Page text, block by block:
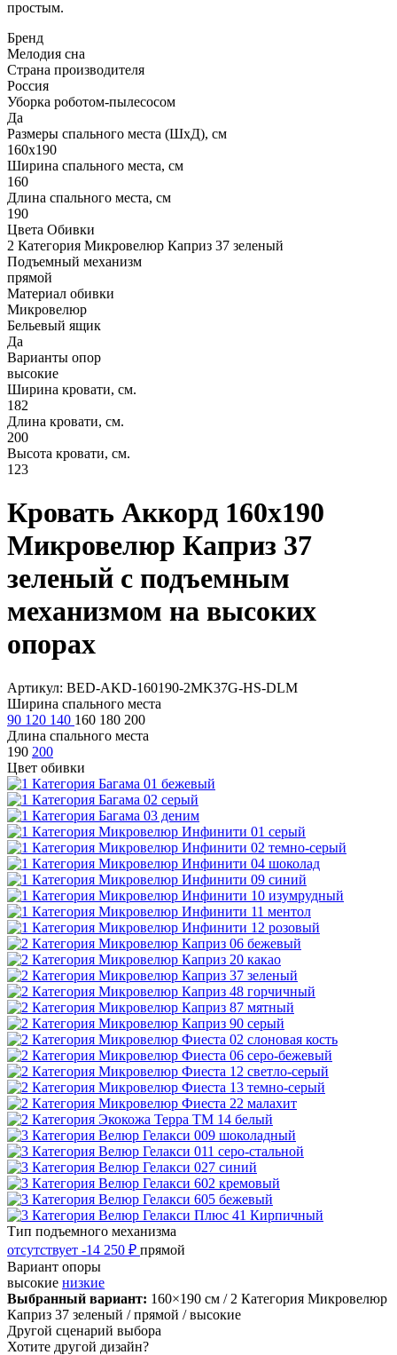
простым.
Бренд
Мелодия сна
Страна производителя
Россия
Уборка роботом-пылесосом
Да
Размеры спального места (ШхД), см
160х190
Ширина спального места, см
160
Длина спального места, см
190
Цвета Обивки
2 Категория Микровелюр Каприз 37 зеленый
Подъемный механизм
прямой
Материал обивки
Микровелюр
Бельевый ящик
Да
Варианты опор
высокие
Ширина кровати, см.
182
Длина кровати, см.
200
Высота кровати, см.
123
Кровать Аккорд 160х190
Микровелюр Каприз 37
зеленый с подъемным
механизмом на высоких
опорах
Артикул: BED-AKD-160190-2MK37G-HS-DLM
Ширина спального места
90 120 140 160 180 200
Длина спального места
190 200
Цвет обивки
Тип подъемного механизма
отсутствует -14 250 ₽ прямой
Вариант опоры
высокие низкие
Выбранный вариант: 160×190 см / 2 Категория Микровелюр
Каприз 37 зеленый / прямой / высокие
Другой сценарий выбора
Хотите другой дизайн?